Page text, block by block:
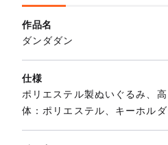
作品名
ダンダダン
仕様
ポリエステル製ぬいぐるみ、
体：ポリエステル、キーホル